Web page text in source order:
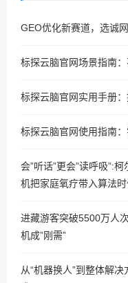
GEO优化新赛道，选诚
标探云脑官网场景指南
标探云脑官网实用手册
标探云脑官网使用指南
会”听话”更会”读呼吸”:
机把家庭氧疗带入算法
进藏游客突破5500万人
机成”刚需”
从“机器换人”到整体解